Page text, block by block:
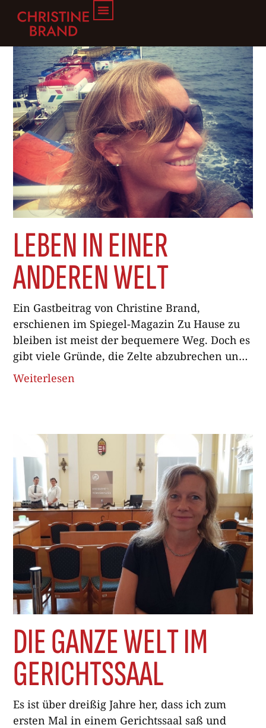
KOLUMNEN
LEBEN IN EINER
ANDEREN WELT
Ein Gastbeitrag von Christine Brand,
erschienen im Spiegel-Magazin Zu Hause zu
bleiben ist meist der bequemere Weg. Doch es
gibt viele Gründe, die Zelte abzubrechen und
hinaus in die Welt zu ziehen. Der Wichtigste:
fragt: Was
Weiterlesen
DIE GANZE WELT IM
GERICHTSSAAL
Es ist über dreißig Jahre her, dass ich zum
ersten Mal in einem Gerichtssaal saß und